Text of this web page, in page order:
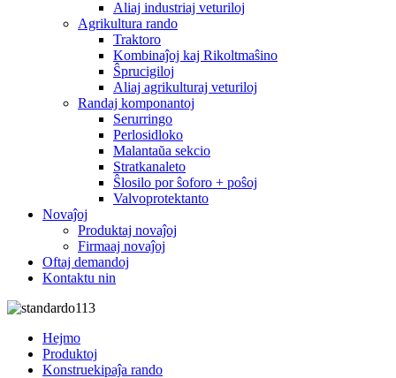
Aliaj industriaj veturiloj
Agrikultura rando
Traktoro
Kombinaĵoj kaj Rikoltmaŝino
Ŝprucigiloj
Aliaj agrikulturaj veturiloj
Randaj komponantoj
Serurringo
Perlosidloko
Malantaŭa sekcio
Stratkanaleto
Ŝlosilo por ŝoforo + poŝoj
Valvoprotektanto
Novaĵoj
Produktaj novaĵoj
Firmaaj novaĵoj
Oftaj demandoj
Kontaktu nin
Hejmo
Produktoj
Konstruekipaĵa rando